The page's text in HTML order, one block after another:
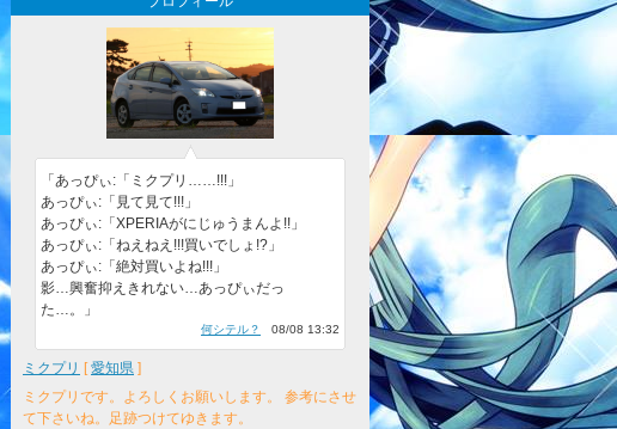
「あっぴぃ:「ミクプリ……!!!」
あっぴぃ:「見て見て!!!」
あっぴぃ:「XPERIAがにじゅうまんよ!!」
あっぴぃ:「ねえねえ!!!買いでしょ!?」
あっぴぃ:「絶対買いよね!!!」
影…興奮抑えきれない…あっぴぃだっ
た…。」
何シテル？ 08/08 13:32
ミクプリ [愛知県 ]
ミクプリです。よろしくお願いします。 参考にさせ
て下さいね。足跡つけてゆきます。